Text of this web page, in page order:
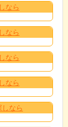
なら
なら
なら
なら
なら